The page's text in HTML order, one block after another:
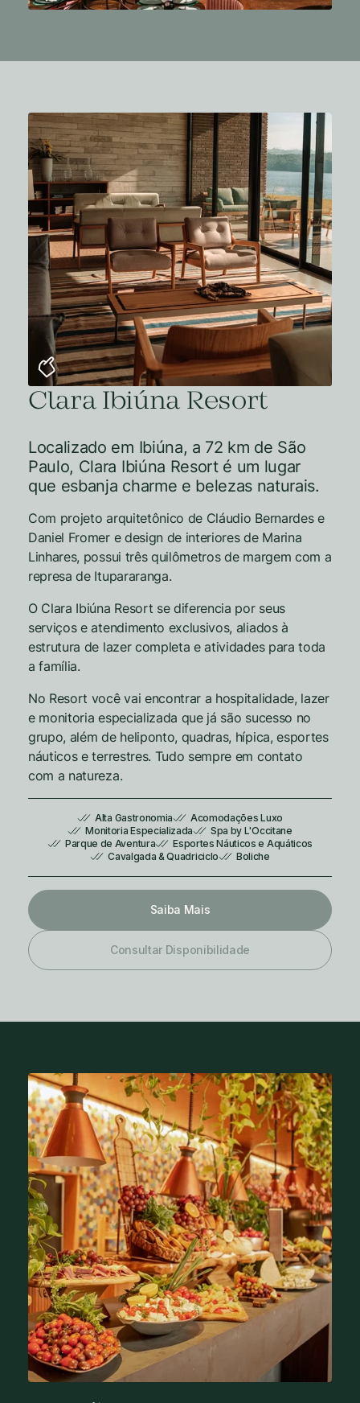
Clara Ibiúna Resort
Localizado em Ibiúna, a 72 km de São
Paulo, Clara Ibiúna Resort é um lugar
que esbanja charme e belezas naturais.
Com projeto arquitetônico de Cláudio Bernardes e
Daniel Fromer e design de interiores de Marina
Linhares, possui três quilômetros de margem com a
represa de Itupararanga.
O Clara Ibiúna Resort se diferencia por seus
serviços e atendimento exclusivos, aliados à
estrutura de lazer completa e atividades para toda
a família.
No Resort você vai encontrar a hospitalidade, lazer
e monitoria especializada que já são sucesso no
grupo, além de heliponto, quadras, hípica, esportes
náuticos e terrestres. Tudo sempre em contato
com a natureza.
Alta Gastronomia
Acomodações Luxo
Monitoria Especializada
Spa by L'Occitane
Parque de Aventura
Esportes Náuticos e Aquáticos
Cavalgada & Quadriciclo
Boliche
Saiba Mais
Consultar Disponibilidade